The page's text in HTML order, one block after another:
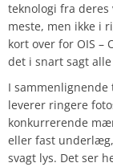
teknologi fra
meste, men ikke i
kort over for OIS –
det i snart sagt
I sammenlignende
leverer ringere
konkurrerende
eller fast underlæg,
svagt lys. Det ser